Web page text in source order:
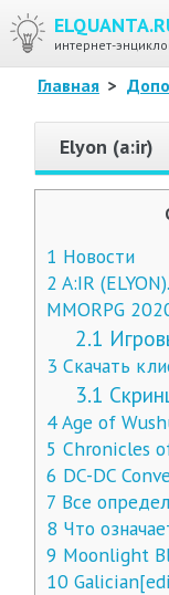
интернет-
Главная >
Elyon (a:ir)
1 Новости
2 A:IR
MMORPG
2.1
3 Скачать
3.1
4Age of
5 Chronicles
6 DC-DC
7 Все
8 Что
9 Moonlight
10